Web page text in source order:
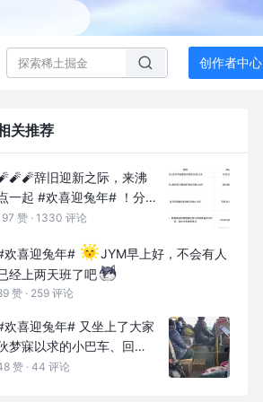
创作者中心
关推荐
辞旧迎新之际，来沸
一起 #欢喜迎兔年#
不同新年风俗，共享一段
活动时间：1月18日-1月27
活动规则：
动期间，在话题#欢喜迎兔
#下，参考导语中给出的8
赞 · 1330 评论
欢喜迎兔年#
JYM早上好，不会有人
经上两天班了吧
赞 · 259 评论
欢喜迎兔年# 又坐上了大家
梦寐以求的小巴车、回村
，谁家也是坐这样的车
赞 · 44 评论